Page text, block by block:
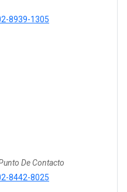
8939-1305
De Contacto
8442-8025